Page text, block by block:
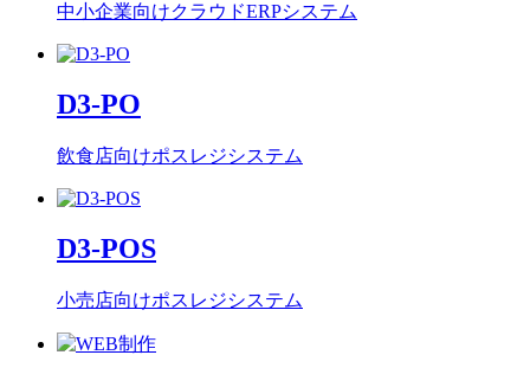
中小企業向けクラウドERPシステム
D3-PO
飲食店向けポスレジシステム
D3-POS
小売店向けポスレジシステム